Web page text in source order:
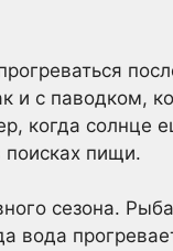
и с паводком,
когда
поисках пищи.
сезона.
вода